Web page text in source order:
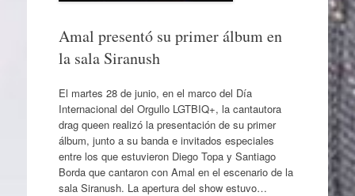
Amal presentó su primer álbum en
la sala Siranush
El martes 28 de junio, en el marco del Día
Internacional del Orgullo LGTBIQ+, la cantautora
drag queen realizó la presentación de su primer
álbum, junto a su banda e invitados especiales
entre los que estuvieron Diego Topa y Santiago
Borda que cantaron con Amal en el escenario de la
sala Siranush. La apertura del show estuvo…